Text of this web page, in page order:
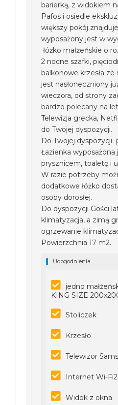
barierką, z widokiem
Pafos i osiedle
większy pokój
wyposażony jest w
łóżko małżeńskie o
2 nocne szafki,
balkonowe krzesła
jest nasłoneczniony
wieczora, od strony
bardzo polecany na
Telewizja grecka,
do Twojej dyspozycji.
Do Twojej dyspozycji
Łazienka
prysznicem, toaletę i
W razie potrzeby
dodatkowe łóżko
osoby dorosłej.
Do dyspozycji Gości
klimatyzacja, a zimą
ogrzewanie
Powierzchnia 17 m2.
Udogodnienia
jedno
KING SIZE
Stoliczek
Krzesło
Telewizor
Internet Wi-Fi2
Widok z okna